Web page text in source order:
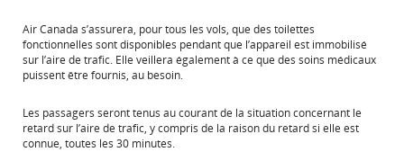
Air Canada s’assurera, pour tous les vols, que des toilettes
fonctionnelles sont disponibles pendant que l’appareil est immobilisé
sur l’aire de trafic. Elle veillera également à ce que des soins médicaux
puissent être fournis, au besoin.
Les passagers seront tenus au courant de la situation concernant le
retard sur l’aire de trafic, y compris de la raison du retard si elle est
connue, toutes les 30 minutes.